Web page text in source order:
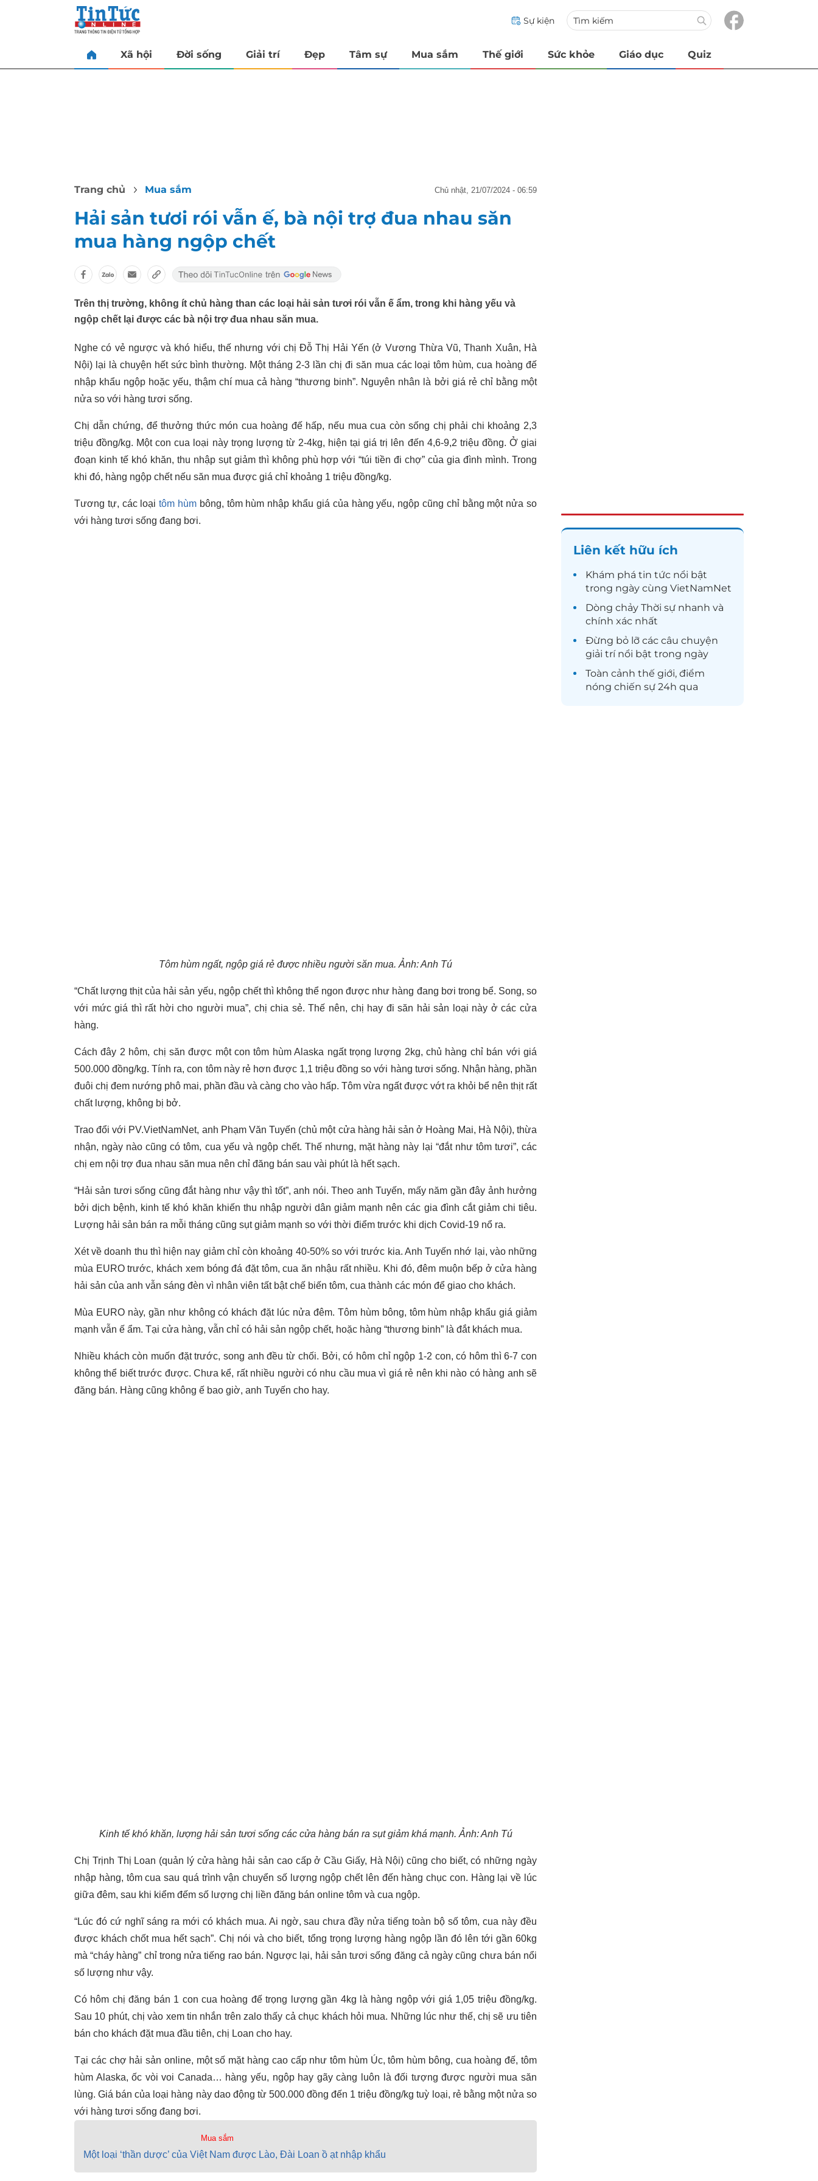
Sự kiện
Xã hội Đời sống Giải trí Đẹp Tâm sự Mua sắm Thế giới Sức khỏe Giáo dục Quiz
Trang chủ Mua sắm chủ nhật, 21/07/2024 - 06:59
Hải sản tươi rói vẫn ế, bà nội trợ đua nhau săn
mua hàng ngộp chết
Trên thị trường, không ít chủ hàng than các loại hải sản tươi rói vẫn ế ẩm, trong khi hàng yếu và
ngộp chết lại được các bà nội trợ đua nhau săn mua.
Nghe có vẻ ngược và khó hiểu, thế nhưng với chị Đỗ Thị Hải Yến (ở Vương Thừa Vũ, Thanh Xuân, Hà
Nội) lại là chuyện hết sức bình thường. Một tháng 2-3 lần chị đi săn mua các loại tôm hùm, cua hoàng đế
nhập khẩu ngộp hoặc yếu, thậm chí mua cả hàng “thương binh”. Nguyên nhân là bởi giá rẻ chỉ bằng một
nửa so với hàng tươi sống.
Chị dẫn chứng, để thưởng thức món cua hoàng đế hấp, nếu mua cua còn sống chị phải chi khoảng 2,3
triệu đồng/kg. Một con cua loại này trọng lượng từ 2-4kg, hiện tại giá trị lên đến 4,6-9,2 triệu đồng. Ở giai
đoạn kinh tế khó khăn, thu nhập sụt giảm thì không phù hợp với “túi tiền đi chợ” của gia đình mình. Trong
khi đó, hàng ngộp chết nếu săn mua được giá chỉ khoảng 1 triệu đồng/kg.
Tương tự, các loạitôm hùm bông, tôm hùm nhập khẩu giá của hàng yếu, ngộp cũng chỉ bằng một nửa so
với hàng tươi sống đang bơi.
Tôm hùm ngất, ngộp giá rẻ được nhiều người săn mua. Ảnh: Anh Tú
“Chất lượng thịt của hải sản yếu, ngộp chết thì không thể ngon được như hàng đang bơi trong bể. Song, so
với mức giá thì rất hời cho người mua”, chị chia sẻ. Thế nên, chị hay đi săn hải sản loại này ở các cửa
hàng.
Cách đây 2 hôm, chị săn được một con tôm hùm Alaska ngất trọng lượng 2kg, chủ hàng chỉ bán với giá
500.000 đồng/kg. Tính ra, con tôm này rẻ hơn được 1,1 triệu đồng so với hàng tươi sống. Nhận hàng, phần
đuôi chị đem nướng phô mai, phần đầu và càng cho vào hấp. Tôm vừa ngất được vớt ra khỏi bể nên thịt rất
chất lượng, không bị bở.
Trao đổi với PV.VietNamNet, anh Phạm Văn Tuyến (chủ một cửa hàng hải sản ở Hoàng Mai, Hà Nội), thừa
nhận, ngày nào cũng có tôm, cua yếu và ngộp chết. Thế nhưng, mặt hàng này lại “đắt như tôm tươi”, các
chị em nội trợ đua nhau săn mua nên chỉ đăng bán sau vài phút là hết sạch.
“Hải sản tươi sống cũng đắt hàng như vậy thì tốt”, anh nói. Theo anh Tuyến, mấy năm gần đây ảnh hưởng
bởi dịch bệnh, kinh tế khó khăn khiến thu nhập người dân giảm mạnh nên các gia đình cắt giảm chi tiêu.
Lượng hải sản bán ra mỗi tháng cũng sụt giảm mạnh so với thời điểm trước khi dịch Covid-19 nổ ra.
Xét về doanh thu thì hiện nay giảm chỉ còn khoảng 40-50% so với trước kia. Anh Tuyến nhớ lại, vào những
mùa EURO trước, khách xem bóng đá đặt tôm, cua ăn nhậu rất nhiều. Khi đó, đêm muộn bếp ở cửa hàng
hải sản của anh vẫn sáng đèn vì nhân viên tất bật chế biến tôm, cua thành các món để giao cho khách.
Mùa EURO này, gần như không có khách đặt lúc nửa đêm. Tôm hùm bông, tôm hùm nhập khẩu giá giảm
mạnh vẫn ế ẩm. Tại cửa hàng, vẫn chỉ có hải sản ngộp chết, hoặc hàng “thương binh” là đắt khách mua.
Nhiều khách còn muốn đặt trước, song anh đều từ chối. Bởi, có hôm chỉ ngộp 1-2 con, có hôm thì 6-7 con
không thể biết trước được. Chưa kể, rất nhiều người có nhu cầu mua vì giá rẻ nên khi nào có hàng anh sẽ
đăng bán. Hàng cũng không ế bao giờ, anh Tuyến cho hay.
Kinh tế khó khăn, lượng hải sản tươi sống các cửa hàng bán ra sụt giảm khá mạnh. Ảnh: Anh Tú
Chị Trịnh Thị Loan (quản lý cửa hàng hải sản cao cấp ở Cầu Giấy, Hà Nội) cũng cho biết, có những ngày
nhập hàng, tôm cua sau quá trình vận chuyển số lượng ngộp chết lên đến hàng chục con. Hàng lại về lúc
giữa đêm, sau khi kiểm đếm số lượng chị liền đăng bán online tôm và cua ngộp.
“Lúc đó cứ nghĩ sáng ra mới có khách mua. Ai ngờ, sau chưa đầy nửa tiếng toàn bộ số tôm, cua này đều
được khách chốt mua hết sạch”. Chị nói và cho biết, tổng trọng lượng hàng ngộp lần đó lên tới gần 60kg
mà “cháy hàng” chỉ trong nửa tiếng rao bán. Ngược lại, hải sản tươi sống đăng cả ngày cũng chưa bán nổi
số lượng như vậy.
Có hôm chị đăng bán 1 con cua hoàng đế trọng lượng gần 4kg là hàng ngộp với giá 1,05 triệu đồng/kg.
Sau 10 phút, chị vào xem tin nhắn trên zalo thấy cả chục khách hỏi mua. Những lúc như thế, chị sẽ ưu tiên
bán cho khách đặt mua đầu tiên, chị Loan cho hay.
Tại các chợ hải sản online, một số mặt hàng cao cấp như tôm hùm Úc, tôm hùm bông, cua hoàng đế, tôm
hùm Alaska, ốc vòi voi Canada… hàng yếu, ngộp hay gãy càng luôn là đối tượng được người mua săn
lùng. Giá bán của loại hàng này dao động từ 500.000 đồng đến 1 triệu đồng/kg tuỳ loại, rẻ bằng một nửa so
với hàng tươi sống đang bơi.
Mua sắm
Một loại ‘thần dược’ của Việt Nam được Lào, Đài Loan ồ ạt nhập khẩu
Liên kết hữu ích
Khám phá tin tức nổi bật
trong ngày cùng VietNamNet
Dòng chảy Thời sự nhanh và
chính xác nhất
Đừng bỏ lỡ các câu chuyện
giải trínổi bật trong ngày
Toàn cảnh thế giới, điểm
nóng chiến sự 24h qua